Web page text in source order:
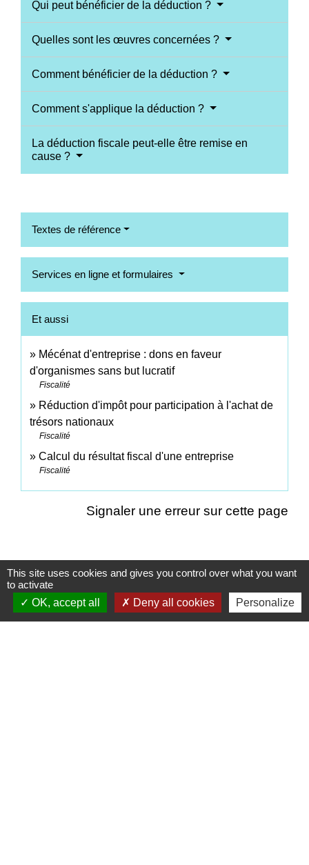
Qui peut bénéficier de la déduction ?
Quelles sont les œuvres concernées ?
Comment bénéficier de la déduction ?
Comment s'applique la déduction ?
La déduction fiscale peut-elle être remise en
cause ?
Textes de référence
Services en ligne et formulaires
Et aussi
Mécénat d'entreprise : dons en faveur
d'organismes sans but lucratif
Fiscalité
Réduction d'impôt pour participation à l'achat de
trésors nationaux
Fiscalité
Calcul du résultat fiscal d'une entreprise
Fiscalité
Signaler une erreur sur cette page
Contacts
Commune d'Ervauville
This site uses cookies and gives you control over what you want
to activate
OK, accept all
Deny all cookies Personalize